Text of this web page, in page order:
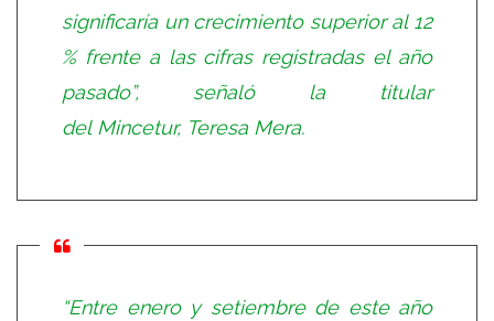
significaría un crecimiento superior al 12
% frente a las cifras registradas el año
pasado”, señaló la titular
del Mincetur, Teresa Mera.
“Entre enero y setiembre de este año